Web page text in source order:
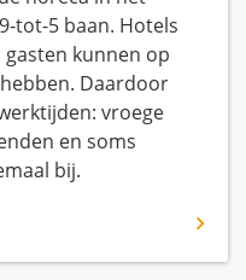
tot-5 baan. Hotels
kunnen op
Daardoor
vroege
en soms
bij.